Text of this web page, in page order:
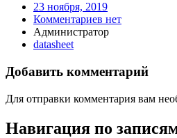
23 ноября, 2019
Комментариев нет
Администратор
datasheet
Добавить комментарий
Для отправки комментария вам
Навигация по